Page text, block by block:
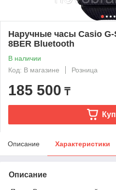
Наручные часы Casio G-
8BER Bluetooth
В наличии
Код: В магазине
Розница
185 500 ₸
Описание Характеристики
Описание